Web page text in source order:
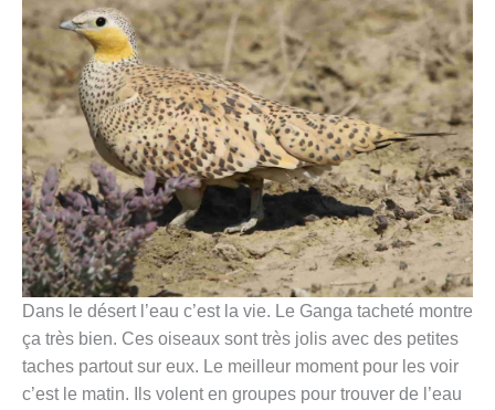
Dans le désert l’eau c’est la vie. Le Ganga tacheté montre
ça très bien. Ces oiseaux sont très jolis avec des petites
taches partout sur eux. Le meilleur moment pour les voir
c’est le matin. Ils volent en groupes pour trouver de l’eau